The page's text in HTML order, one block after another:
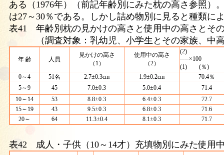
ある（1976年）（前記年齢別にみた枕の高さ参照）
は27～30％である。しかし詰め物別に見ると種類に
表41 年齢別枕の見かけの高さと使用中の高さとそ
（調査対象：乳幼児、小学生とその家族、中
年 齢 人員
見かけの高さ
（1）
使用中の高さ
（2）
(2)
──×100
(1) (％)
0～4
51名 2.7±0.3cm 1.9±0.2cm
70.4％
5～9
45 7.0±0.3 5.0±0.4
71.4
10～14
53 8.8±0.3 6.4±0.3
72.7
15～19
43 9.5±0.3 6.8±0.3
71.6
20～
64 11.3±0.4 8.1±0.3 71.7
表42 成人・子供（10～14才）充填物別にみた使用